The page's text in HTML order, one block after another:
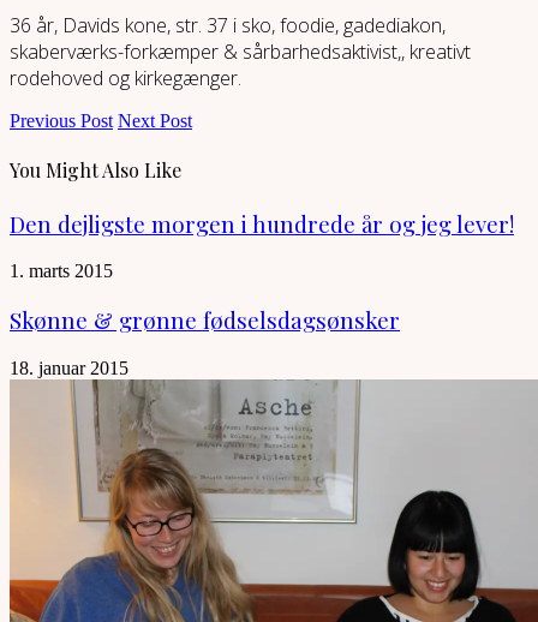
36 år, Davids kone, str. 37 i sko, foodie, gadediakon,
skaberværks-forkæmper & sårbarhedsaktivist,, kreativt
rodehoved og kirkegænger.
Previous Post Next Post
You Might Also Like
Den dejligste morgen i hundrede år og jeg lever!
1. marts 2015
Skønne & grønne fødselsdagsønsker
18. januar 2015